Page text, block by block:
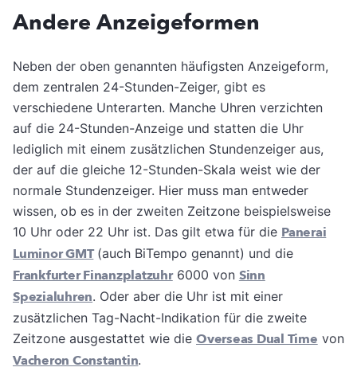
Andere Anzeigeformen
Neben der oben genannten häufigsten Anzeigeform,
dem zentralen 24-Stunden-Zeiger, gibt es
verschiedene Unterarten. Manche Uhren verzichten
auf die 24-Stunden-Anzeige und statten die Uhr
lediglich mit einem zusätzlichen Stundenzeiger aus,
der auf die gleiche 12-Stunden-Skala weist wie der
normale Stundenzeiger. Hier muss man entweder
wissen, ob es in der zweiten Zeitzone beispielsweise
10 Uhr oder 22 Uhr ist. Das gilt etwa für die Panerai
Luminor GMT(auch BiTempo genannt) und die
Frankfurter Finanzplatzuhr6000 von Sinn
Spezialuhren. Oder aber die Uhr ist mit einer
zusätzlichen Tag-Nacht-Indikation für die zweite
Zeitzone ausgestattet wie die Overseas Dual Time von
Vacheron Constantin.